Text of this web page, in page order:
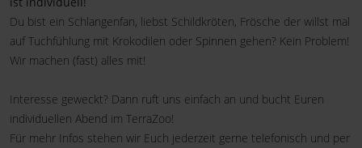
Du bist ein Schlangenfan, liebst Schildkröten, Frösche der willst mal
auf Tuchfühlung mit Krokodilen oder Spinnen gehen? Kein Problem!
Wir machen (fast) alles mit!
Interesse geweckt? Dann ruft uns einfach an und bucht Euren
individuellen Abend im TerraZoo!
Für mehr Infos stehen wir Euch jederzeit gerne telefonisch und per